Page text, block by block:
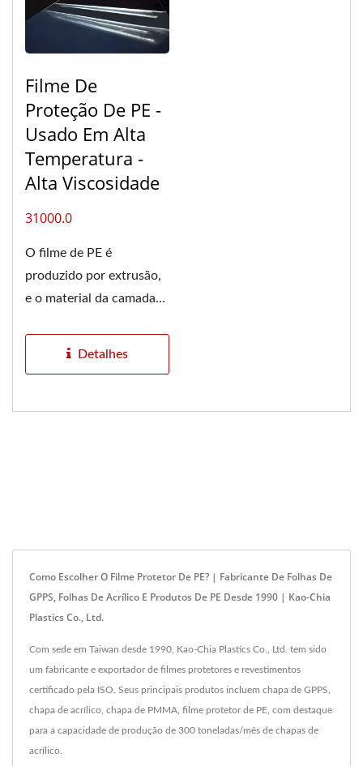
Filme De
Proteção De PE -
Usado Em Alta
Temperatura -
Alta Viscosidade
31000.0
O filme de PE é
produzido por extrusão,
e o material da camada
Detalhes
Como Escolher O Filme Protetor De PE? | Fabricante De Folhas De
GPPS, Folhas De Acrílico E Produtos De PE Desde 1990 | Kao-Chia
Plastics Co., Ltd.
Com sede em Taiwan desde 1990, Kao-Chia Plastics Co., Ltd. tem sido
um fabricante e exportador de filmes protetores e revestimentos
certificado pela ISO. Seus principais produtos incluem chapa de GPPS,
chapa de acrílico, chapa de PMMA, filme protetor de PE, com destaque
para a capacidade de produção de 300 toneladas/mês de chapas de
acrílico.